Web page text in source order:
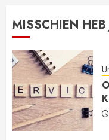
MISSCHIEN